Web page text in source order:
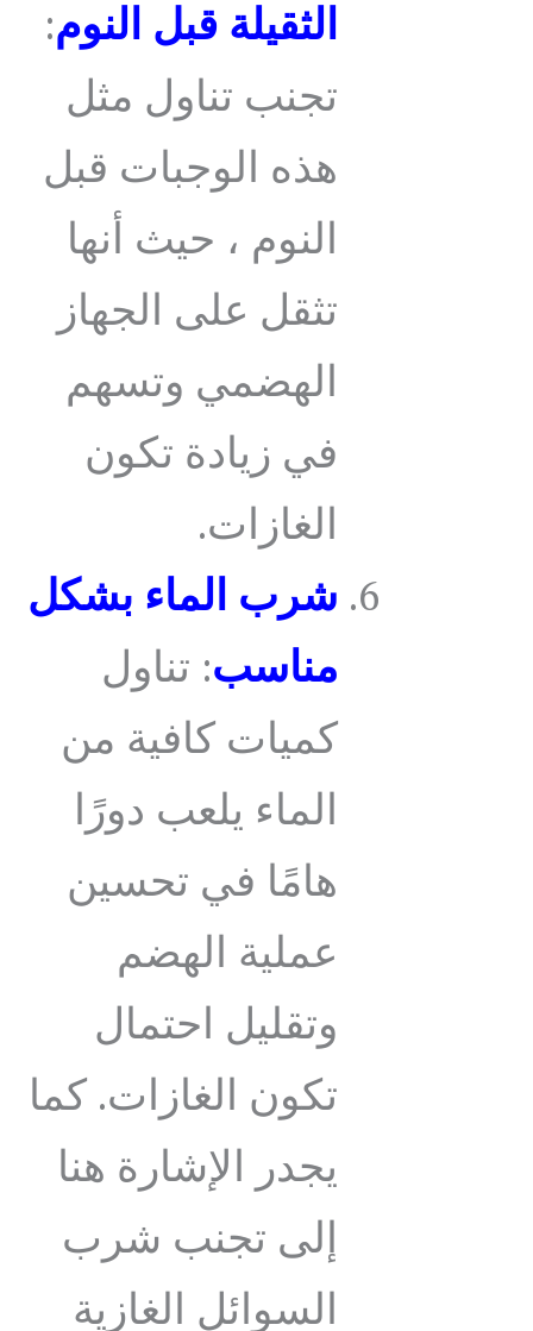
الثقيلة قبل النوم:
تجنب تناول مثل
هذه الوجبات قبل
النوم ، حيث أنها
تثقل على الجهاز
الهضمي وتسهم
في زيادة تكون
الغازات.
شرب الماء بشكل
مناسب: تناول
كميات كافية من
الماء يلعب دورًا
هامًا في تحسين
عملية الهضم
وتقليل احتمال
تكون الغازات. كما
يجدر الإشارة هنا
إلى تجنب شرب
السوائل الغازية